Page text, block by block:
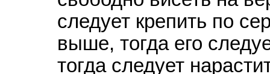
следует крепить по
выше, тогда его
тогда следует